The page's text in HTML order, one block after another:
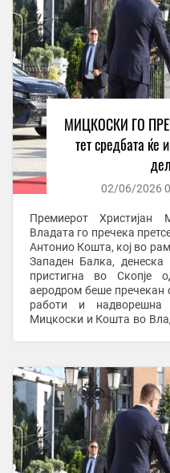
МИЦКОСКИ ГО
тет средбата ќе
02/06/2026
Премиерот Христијан
Владата го пречека
Антонио Кошта, кој во
Западен Балка, денеска
пристигна во Скопје
аеродром беше пречекан
работи и надворешна
Мицкоски и Кошта во